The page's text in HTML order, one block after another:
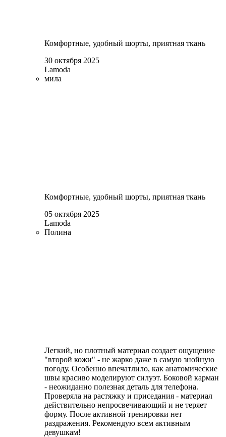
Комфортные, удобный шорты, приятная ткань
30 октября 2025
Lamoda
мила
Комфортные, удобный шорты, приятная ткань
05 октября 2025
Lamoda
Полина
Легкий, но плотный материал создает ощущение
"второй кожи" - не жарко даже в самую знойную
погоду. Особенно впечатлило, как анатомические
швы красиво моделируют силуэт. Боковой карман
- неожиданно полезная деталь для телефона.
Проверяла на растяжку и приседания - материал
действительно непросвечивающий и не теряет
форму. После активной тренировки нет
раздражения. Рекомендую всем активным
девушкам!